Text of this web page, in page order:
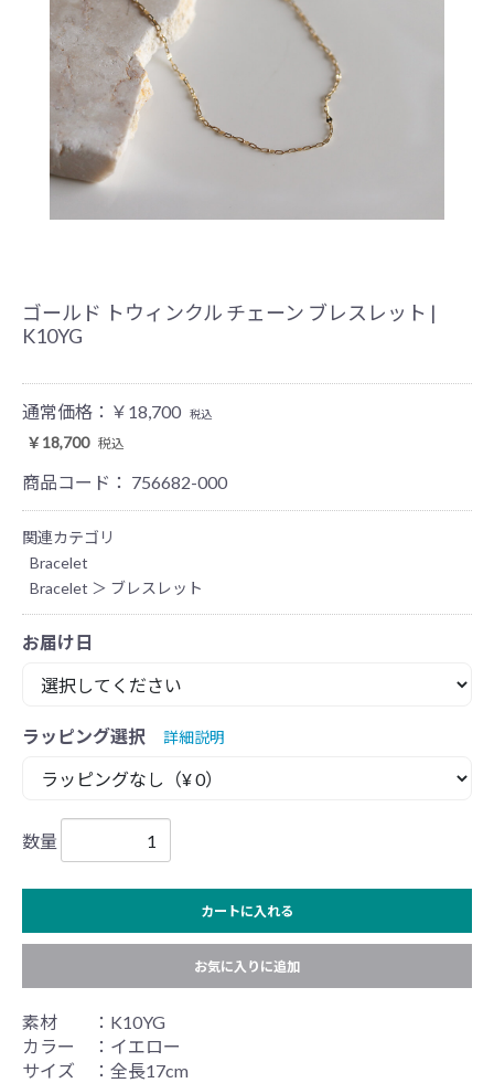
ゴールド トウィンクル チェーン ブレスレット |
K10YG
通常価格： ￥18,700 税込
￥18,700 税込
商品コード： 756682-000
関連カテゴリ
Bracelet
Bracelet ＞ ブレスレット
お届け日
ラッピング選択 詳細説明
数量
カートに入れる
お気に入りに追加
素材 ：K10YG
カラー ：イエロー
サイズ ：全長17cm